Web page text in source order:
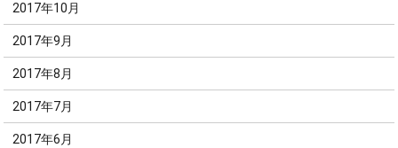
2017年10月
2017年9月
2017年8月
2017年7月
2017年6月